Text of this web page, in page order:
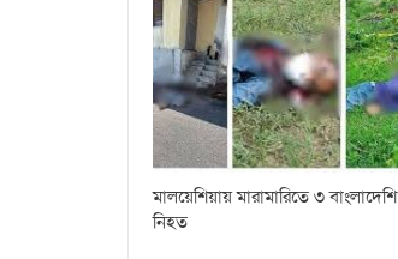
মালয়েশিয়ায় মারামারিতে ৩ বাংলাদেশি
নিহত